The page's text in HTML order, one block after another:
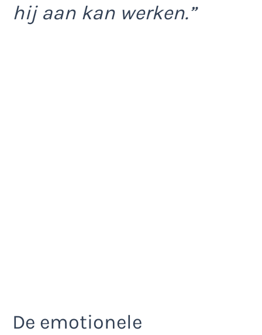
hij aan kan werken.”
De emotionele